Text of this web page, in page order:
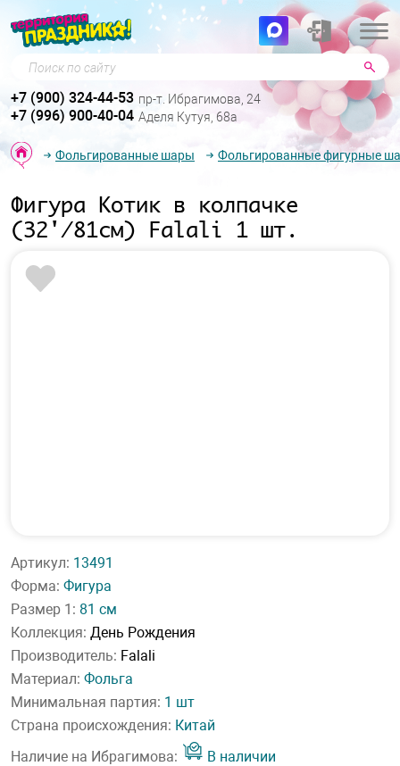
Поиск по сайту
+7 (900) 324-44-53 пр-т. Ибрагимова, 24
+7 (996) 900-40-04 Аделя Кутуя, 68а
Фольгированные шары Фольгированные фигурные
Фигура Котик в колпачке
(32'/81см) Falali 1 шт.
Артикул: 13491
Форма: Фигура
Размер 1: 81 см
Коллекция: День Рождения
Производитель: Falali
Материал: Фольга
Минимальная партия: 1 шт
Страна происхождения: Китай
Наличие на Ибрагимова:
В наличии